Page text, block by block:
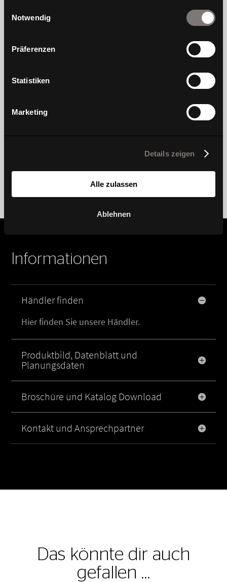
Notwendig
Präferenzen
Statistiken
Marketing
Details zeigen
Alle zulassen
Ablehnen
Informationen
Händler finden
Hier finden Sie unsere Händler.
Produktbild, Datenblatt und
Planungsdaten
Broschüre und Katalog Download
Kontakt und Ansprechpartner
Das könnte dir auch
gefallen …